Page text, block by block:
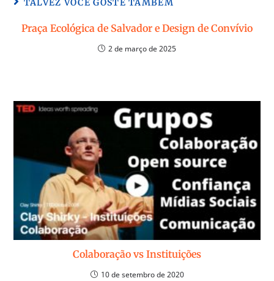
TALVEZ VOCÊ GOSTE TAMBÉM
Praça Ecológica de Salvador e Design de Convívio
2 de março de 2025
Colaboração vs Instituições
10 de setembro de 2020